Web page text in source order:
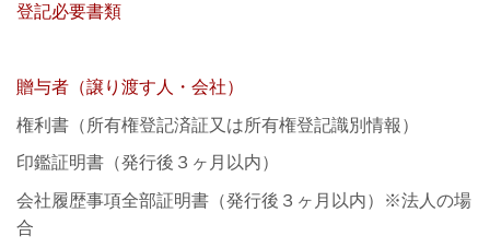
登記必要書類
贈与者（譲り渡す人・会社）
権利書（所有権登記済証又は所有権登記識別情報）
印鑑証明書（発行後３ヶ月以内）
会社履歴事項全部証明書（発行後３ヶ月以内）※法人の場
合